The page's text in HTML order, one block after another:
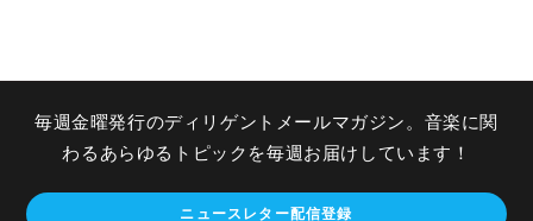
毎週金曜発行のディリゲントメールマガジン。音楽に関
わるあらゆるトピックを毎週お届けしています！
ニュースレター配信登録